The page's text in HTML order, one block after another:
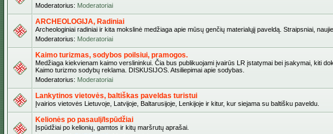
Moderatorius: Moderatoriai
ARCHEOLOGIJA, Radiniai
Archeologiniai radiniai ir kita mokslinė medžiaga apie mūsų genčių materialųjį paveldą. Straipsniai,
Moderatorius: Moderatoriai
Kaimo turizmas, sodybos poilsiui, pramogos.
Medžiaga kiekvienam kaimo verslininkui. Čia bus publikuojami įvairūs LR įstatymai bei įsakymai, kiti
Kaimo turizmo sodybų reklama. DISKUSIJOS. Atsiliepimai apie sodybas.
Moderatorius: Moderatoriai
Lankytinos vietovės, baltiškas paveldas turistui
Įvairios vietovės Lietuvoje, Latvijoje, Baltarusijoje, Lenkijoje ir kitur, kur siejama su baltišku paveldu.
Kelionės po pasaulį/Ispūdžiai
Įspūdžiai po kelionių, gamtos ir kitų maršrutų aprašai.